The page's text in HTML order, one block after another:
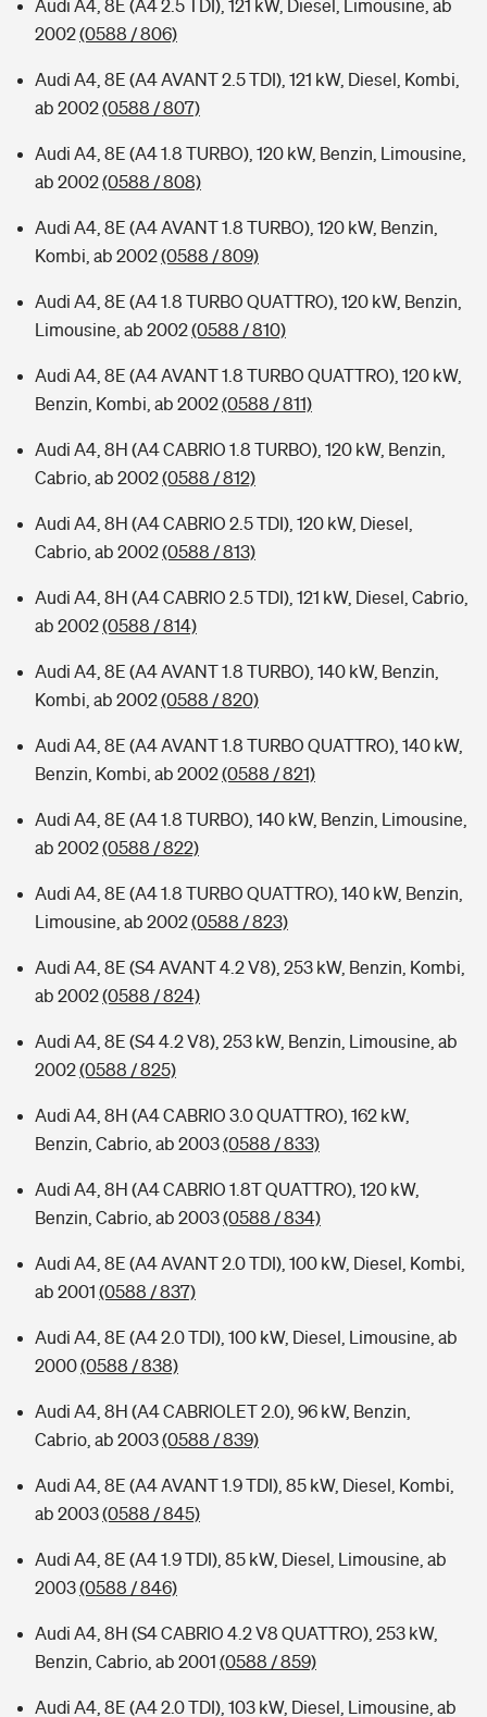
Audi A4, 8E (A4 2.5 TDI), 121 kW, Diesel, Limousine, ab
2002(0588 / 806)
Audi A4, 8E (A4 AVANT 2.5 TDI), 121 kW, Diesel, Kombi,
ab 2002(0588 / 807)
Audi A4, 8E (A4 1.8 TURBO), 120 kW, Benzin, Limousine,
ab 2002(0588 / 808)
Audi A4, 8E (A4 AVANT 1.8 TURBO), 120 kW, Benzin,
Kombi, ab 2002(0588 / 809)
Audi A4, 8E (A4 1.8 TURBO QUATTRO), 120 kW, Benzin,
Limousine, ab 2002(0588 / 810)
Audi A4, 8E (A4 AVANT 1.8 TURBO QUATTRO), 120 kW,
Benzin, Kombi, ab 2002(0588 / 811)
Audi A4, 8H (A4 CABRIO 1.8 TURBO), 120 kW, Benzin,
Cabrio, ab 2002(0588 / 812)
Audi A4, 8H (A4 CABRIO 2.5 TDI), 120 kW, Diesel,
Cabrio, ab 2002(0588 / 813)
Audi A4, 8H (A4 CABRIO 2.5 TDI), 121 kW, Diesel, Cabrio,
ab 2002(0588 / 814)
Audi A4, 8E (A4 AVANT 1.8 TURBO), 140 kW, Benzin,
Kombi, ab 2002(0588 / 820)
Audi A4, 8E (A4 AVANT 1.8 TURBO QUATTRO), 140 kW,
Benzin, Kombi, ab 2002(0588 / 821)
Audi A4, 8E (A4 1.8 TURBO), 140 kW, Benzin, Limousine,
ab 2002(0588 / 822)
Audi A4, 8E (A4 1.8 TURBO QUATTRO), 140 kW, Benzin,
Limousine, ab 2002(0588 / 823)
Audi A4, 8E (S4 AVANT 4.2 V8), 253 kW, Benzin, Kombi,
ab 2002(0588 / 824)
Audi A4, 8E (S4 4.2 V8), 253 kW, Benzin, Limousine, ab
2002(0588 / 825)
Audi A4, 8H (A4 CABRIO 3.0 QUATTRO), 162 kW,
Benzin, Cabrio, ab 2003(0588 / 833)
Audi A4, 8H (A4 CABRIO 1.8T QUATTRO), 120 kW,
Benzin, Cabrio, ab 2003(0588 / 834)
Audi A4, 8E (A4 AVANT 2.0 TDI), 100 kW, Diesel, Kombi,
ab 2001 (0588 / 837)
Audi A4, 8E (A4 2.0 TDI), 100 kW, Diesel, Limousine, ab
2000(0588 / 838)
Audi A4, 8H (A4 CABRIOLET 2.0), 96 kW, Benzin,
Cabrio, ab 2003(0588 / 839)
Audi A4, 8E (A4 AVANT 1.9 TDI), 85 kW, Diesel, Kombi,
ab 2003(0588 / 845)
Audi A4, 8E (A4 1.9 TDI), 85 kW, Diesel, Limousine, ab
2003(0588 / 846)
Audi A4, 8H (S4 CABRIO 4.2 V8 QUATTRO), 253 kW,
Benzin, Cabrio, ab 2001 (0588 / 859)
Audi A4, 8E (A4 2.0 TDI), 103 kW, Diesel, Limousine, ab